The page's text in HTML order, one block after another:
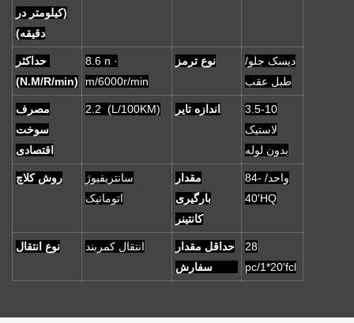
(کیلومتر در
دقیقه)
حداکثر
(N.M/R/min)
8.6 n ·
m/6000r/min
نوع ترمز
دیسک جلو/
طبل عقب
مصرف
سوخت
اقتصادی
2.2 (L/100KM) اندازه تایر
3.5-10
لاستیک
بدون لوله
روش کلاچ
سانتریفیوژ
اتوماتیک
مقدار
بارگیری
کانتینر
84- واحد/
40'HQ
نوع انتقال انتقال کمربند
حداقل مقدار
28
pc/1*20'fcl